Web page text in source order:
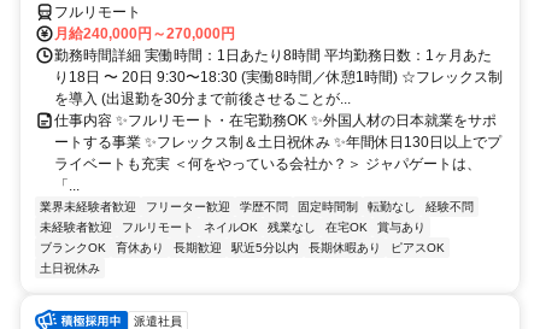
フルリモート
月給240,000円～270,000円
勤務時間詳細 実働時間：1日あたり8時間 平均勤務日数：1ヶ月あた
り18日 〜 20日 9:30〜18:30 (実働8時間／休憩1時間) ☆フレックス制
を導入 (出退勤を30分まで前後させることが...
仕事内容 ✨フルリモート・在宅勤務OK ✨外国人材の日本就業をサポ
ートする事業 ✨フレックス制＆土日祝休み ✨年間休日130日以上でプ
ライベートも充実 ＜何をやっている会社か？＞ ジャパゲートは、
「...
業界未経験者歓迎 フリーター歓迎 学歴不問 固定時間制 転勤なし
経験不問
未経験者歓迎
フルリモート ネイルOK 残業なし 在宅OK
賞与あり
ブランクOK
育休あり 長期歓迎 駅近5分以内 長期休暇あり
ピアスOK
土日祝休み
派遣社員